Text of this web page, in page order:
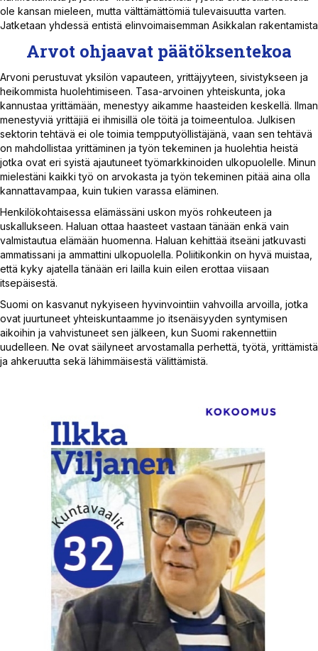
ole kansan mieleen, mutta välttämättömiä tulevaisuutta varten.
Jatketaan yhdessä entistä elinvoimaisemman Asikkalan rakentamista
Arvot ohjaavat päätöksentekoa
Arvoni perustuvat yksilön vapauteen, yrittäjyyteen, sivistykseen ja
heikommista huolehtimiseen. Tasa-arvoinen yhteiskunta, joka
kannustaa yrittämään, menestyy aikamme haasteiden keskellä. Ilman
menestyviä yrittäjiä ei ihmisillä ole töitä ja toimeentuloa. Julkisen
sektorin tehtävä ei ole toimia tempputyöllistäjänä, vaan sen tehtävä
on mahdollistaa yrittäminen ja työn tekeminen ja huolehtia heistä
jotka ovat eri syistä ajautuneet työmarkkinoiden ulkopuolelle. Minun
mielestäni kaikki työ on arvokasta ja työn tekeminen pitää aina olla
kannattavampaa, kuin tukien varassa eläminen.
Henkilökohtaisessa elämässäni uskon myös rohkeuteen ja
uskallukseen. Haluan ottaa haasteet vastaan tänään enkä vain
valmistautua elämään huomenna. Haluan kehittää itseäni jatkuvasti
ammatissani ja ammattini ulkopuolella. Poliitikonkin on hyvä muistaa,
että kyky ajatella tänään eri lailla kuin eilen erottaa viisaan
itsepäisestä.
Suomi on kasvanut nykyiseen hyvinvointiin vahvoilla arvoilla, jotka
ovat juurtuneet yhteiskuntaamme jo itsenäisyyden syntymisen
aikoihin ja vahvistuneet sen jälkeen, kun Suomi rakennettiin
uudelleen. Ne ovat säilyneet arvostamalla perhettä, työtä, yrittämistä
ja ahkeruutta sekä lähimmäisestä välittämistä.